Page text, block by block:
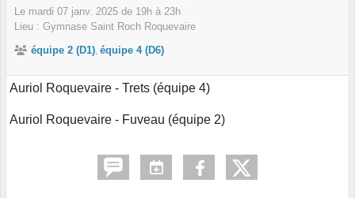
Le mardi 07 janv. 2025 de 19h à 23h
Lieu : Gymnase Saint Roch Roquevaire
équipe 2 (D1) équipe 4 (D6)
Auriol Roquevaire - Trets (équipe 4)
Auriol Roquevaire - Fuveau (équipe 2)